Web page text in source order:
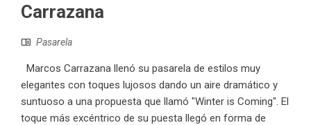
Carrazana
Pasarela
Marcos Carrazana llenó su pasarela de estilos muy
elegantes con toques lujosos dando un aire dramático y
suntuoso a una propuesta que llamó "Winter is Coming". El
toque más excéntrico de su puesta llegó en forma de